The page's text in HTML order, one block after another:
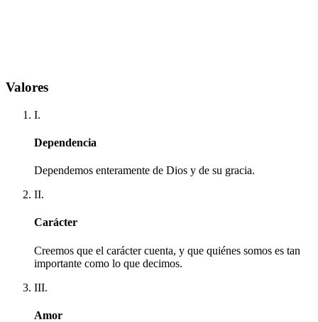
Valores
I.
Dependencia
Dependemos enteramente de Dios y de su gracia.
II.
Carácter
Creemos que el carácter cuenta, y que quiénes somos es tan
importante como lo que decimos.
III.
Amor